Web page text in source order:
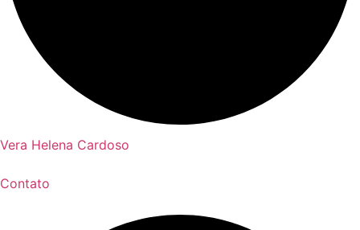
Vera Helena Cardoso
Contato